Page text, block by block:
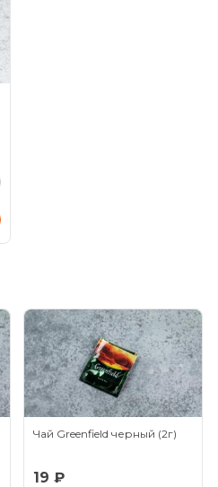
Чай Greenfield черный (2г)
19 ₽